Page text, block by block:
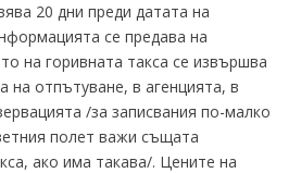
20 дни преди датата на
се предава на
на горивната такса се извършва
на отпътуване, в агенцията, в
/за записвания по-малко
полет важи същата
ако има такава/. Цените на